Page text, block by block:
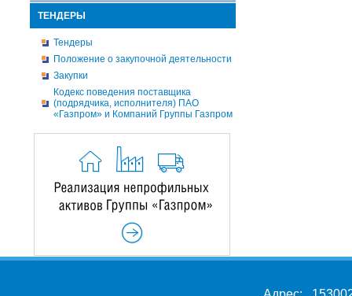
ТЕНДЕРЫ
Тендеры
Положение о закупочной деятельности
Закупки
Кодекс поведения поставщика
(подрядчика, исполнителя) ПАО
«Газпром» и Компаний Группы Газпром